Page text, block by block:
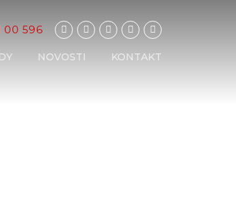
00 596
NOVOSTI KONTAKT